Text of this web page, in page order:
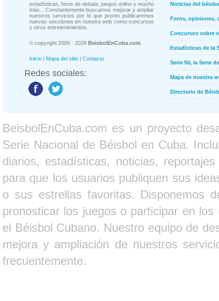
estadísticas, foros de debate, juegos online y mucho
más... Constantemente buscamos mejorar y ampliar
nuestros servicios por lo que pronto publicaremos
nuevas secciones en nuestra web como concursos
y otros entretenimientos.
© copyright 2009 - 2026 BeisbolEnCuba.com
Inicio | Mapa del sitio | Contacto
Redes sociales:
Noticias del
Foros, opiniones,
Concursos sobre
Estadísticas de la
Serie 50, la Serie
Mapa de nuestra
Directorio de
BeisbolEnCuba.com es un proyecto
Serie Nacional de Béisbol en Cuba.
diarios, estadísticas, noticias,
para que los usuarios publiquen sus
o sus estrellas favoritas. Disponemos
pronosticar los juegos o participar en
el Béisbol Cubano. Nuestro equipo de
mejora y ampliación de nuestros
frecuentemente.